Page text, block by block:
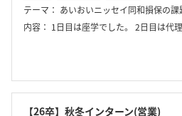
テーマ： あいおいニッセイ同和損保の課
内容： 1日目は座学でした。 2日目は代理店営業ワークや損害サービスのワークなどを行った。 3日目、
【26卒】秋冬インターン(営業)